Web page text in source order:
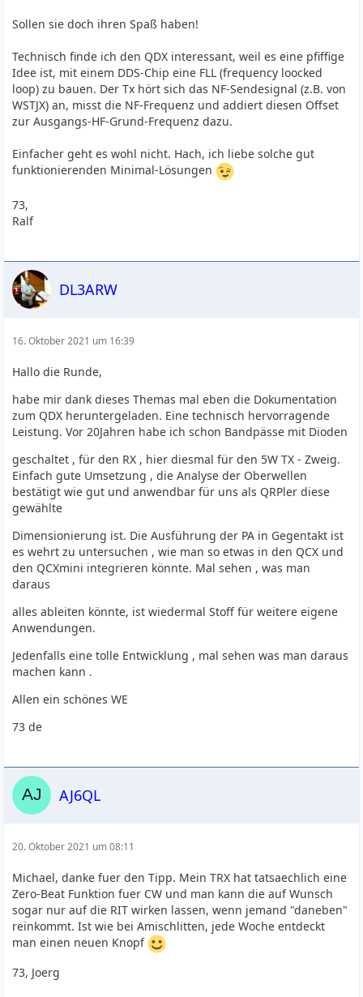
Sollen sie doch ihren Spaß haben!
Technisch finde ich den QDX interessant, weil es eine pfiffige
Idee ist, mit einem DDS-Chip eine FLL (frequency loocked
loop) zu bauen. Der Tx hört sich das NF-Sendesignal (z.B. von
WSTJX) an, misst die NF-Frequenz und addiert diesen Offset
zur Ausgangs-HF-Grund-Frequenz dazu.
Einfacher geht es wohl nicht. Hach, ich liebe solche gut
funktionierenden Minimal-Lösungen
73,
Ralf
DL3ARW
16. Oktober 2021 um 16:39
Hallo die Runde,
habe mir dank dieses Themas mal eben die Dokumentation
zum QDX heruntergeladen. Eine technisch hervorragende
Leistung. Vor 20Jahren habe ich schon Bandpässe mit Dioden
geschaltet , für den RX , hier diesmal für den 5W TX - Zweig.
Einfach gute Umsetzung , die Analyse der Oberwellen
bestätigt wie gut und anwendbar für uns als QRPler diese
gewählte
Dimensionierung ist. Die Ausführung der PA in Gegentakt ist
es wehrt zu untersuchen , wie man so etwas in den QCX und
den QCXmini integrieren könnte. Mal sehen , was man
daraus
alles ableiten könnte, ist wiedermal Stoff für weitere eigene
Anwendungen.
Jedenfalls eine tolle Entwicklung , mal sehen was man daraus
machen kann .
Allen ein schönes WE
73 de
AJ6QL
20. Oktober 2021 um 08:11
Michael, danke fuer den Tipp. Mein TRX hat tatsaechlich eine
Zero-Beat Funktion fuer CW und man kann die auf Wunsch
sogar nur auf die RIT wirken lassen, wenn jemand "daneben"
reinkommt. Ist wie bei Amischlitten, jede Woche entdeckt
man einen neuen Knopf
73, Joerg